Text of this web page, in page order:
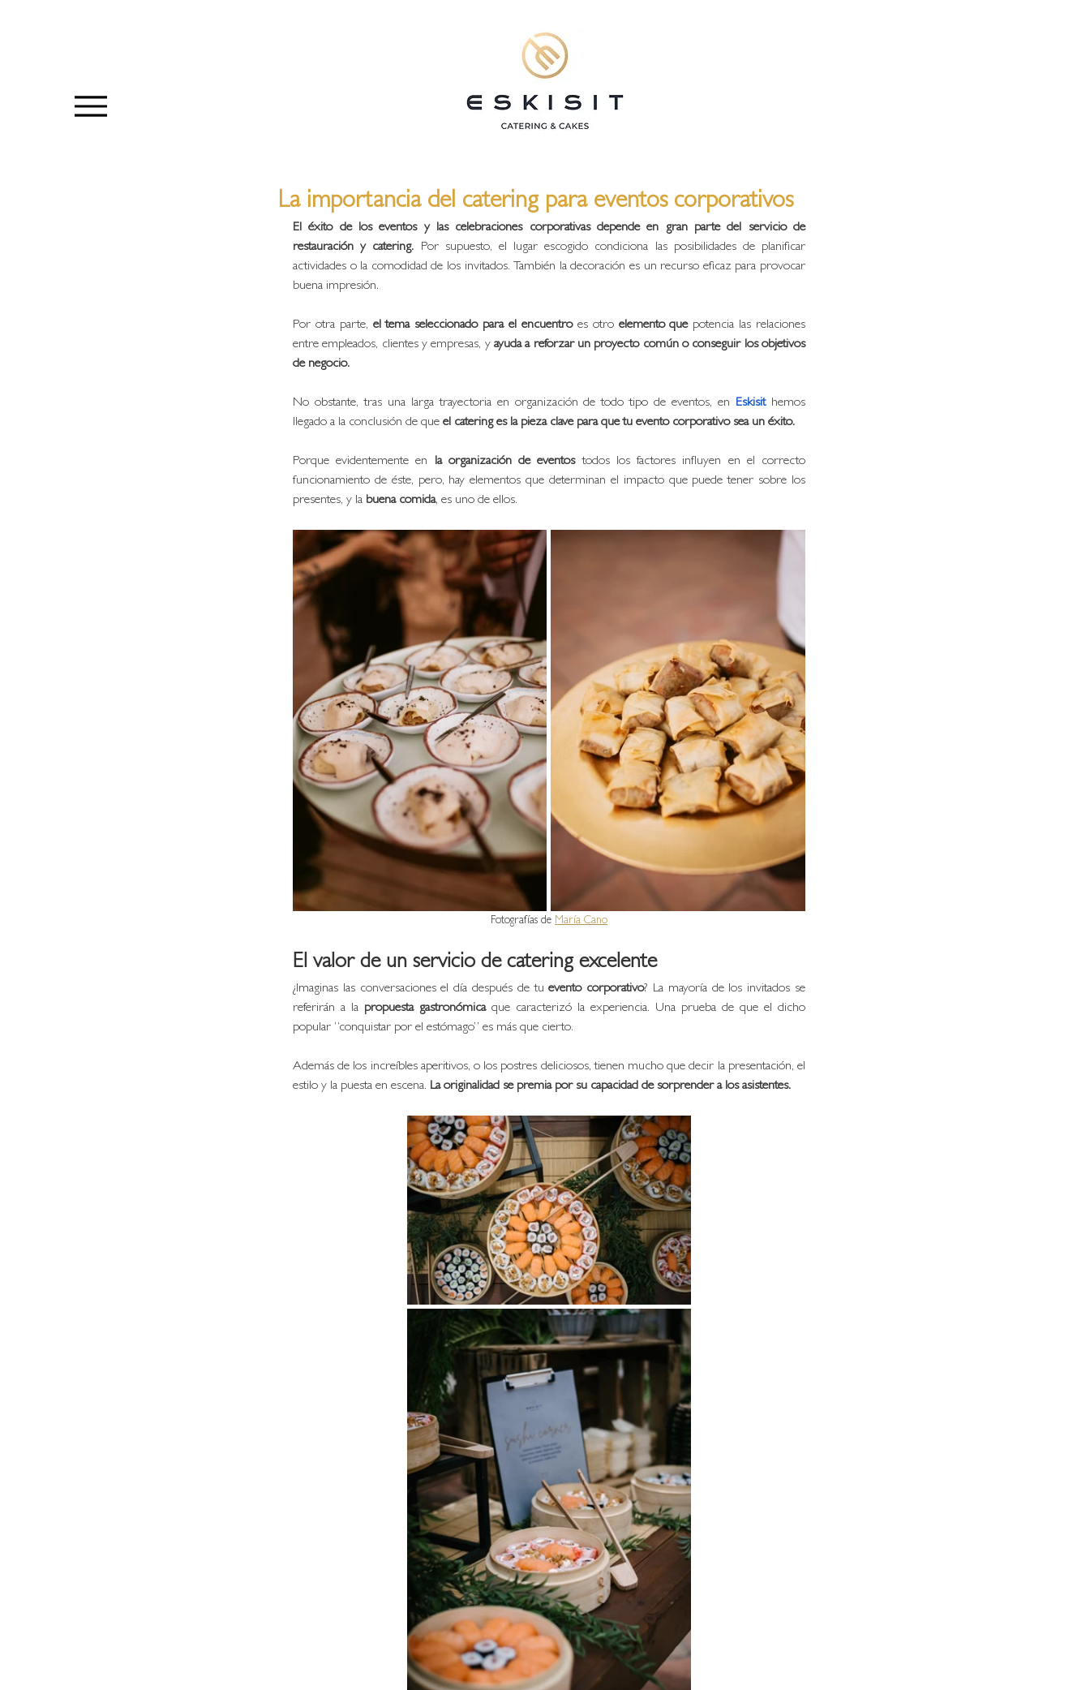
La importancia del catering para eventos corporativos
El éxito de los eventos y las celebraciones corporativas depende en gran parte del servicio de
restauración y catering. Por supuesto, el lugar escogido condiciona las posibilidades de planificar
actividades o la comodidad de los invitados. También la decoración es un recurso eficaz para provocar
buena impresión.
Por otra parte, el tema seleccionado para el encuentro es otro elemento que potencia las relaciones
entre empleados, clientes y empresas, y ayuda a reforzar un proyecto común o conseguir los objetivos
de negocio.
No obstante, tras una larga trayectoria en organización de todo tipo de eventos, en Eskisit hemos
llegado a la conclusión de que el catering es la pieza clave para que tu evento corporativo sea un éxito.
Porque evidentemente en la organización de eventos todos los factores influyen en el correcto
funcionamiento de éste, pero, hay elementos que determinan el impacto que puede tener sobre los
presentes, y la buena comida, es uno de ellos.
Fotografías de María Cano
El valor de un servicio de catering excelente
¿Imaginas las conversaciones el día después de tu evento corporativo? La mayoría de los invitados se
referirán a la propuesta gastronómica que caracterizó la experiencia. Una prueba de que el dicho
popular “conquistar por el estómago” es más que cierto.
Además de los increíbles aperitivos, o los postres deliciosos, tienen mucho que decir la presentación, el
estilo y la puesta en escena. La originalidad se premia por su capacidad de sorprender a los asistentes.